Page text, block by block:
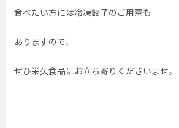
食べたい方には冷凍餃子のご用意も
ありますので、
ぜひ栄久食品にお立ち寄りくださいませ。